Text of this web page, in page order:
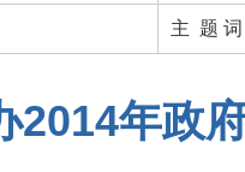
主 题 词
2014年政